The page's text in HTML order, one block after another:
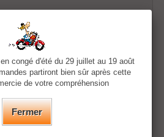
congé d'été du 29 juillet au 19 août
partiront bien sûr après cette
de votre compréhension
Fermer